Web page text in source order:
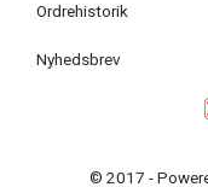
Ordrehistorik
Nyhedsbrev
© 2017 -